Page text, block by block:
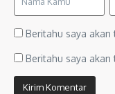
Beritahu saya
Beritahu saya